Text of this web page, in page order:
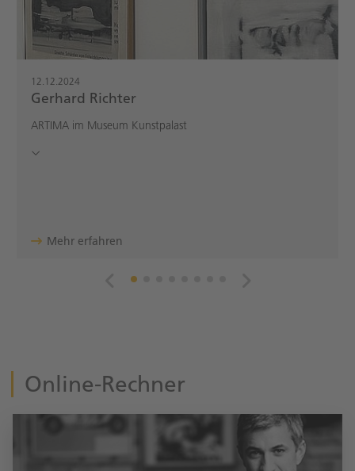
12.12.2024
Gerhard Richter
ARTIMA im Museum Kunstpalast
Mehr erfahren
Online-Rechner